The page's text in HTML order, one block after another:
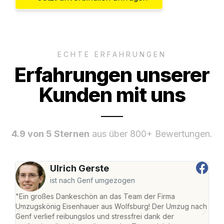
ECHTE ERFAHRUNGEN
Erfahrungen unserer
Kunden mit uns
4.9 von 5 Sternen aus über 800+ Bewertungen.
Ulrich Gerste
ist nach Genf umgezogen
"Ein großes Dankeschön an das Team der Firma
Umzugskönig Eisenhauer aus Wolfsburg! Der Umzug nach
Genf verlief reibungslos und stressfrei dank der